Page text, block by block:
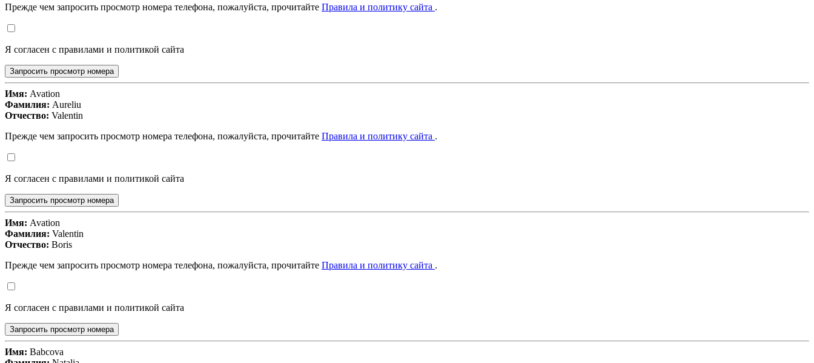
Прежде чем запросить просмотр номера телефона, пожалуйста, прочитайте Правила и политику сайта .
Я согласен с правилами и политикой сайта
Запросить просмотр номера
Имя: Avation
Фамилия: Aureliu
Отчество: Valentin
Прежде чем запросить просмотр номера телефона, пожалуйста, прочитайте Правила и политику сайта .
Я согласен с правилами и политикой сайта
Запросить просмотр номера
Имя: Avation
Фамилия: Valentin
Отчество: Boris
Прежде чем запросить просмотр номера телефона, пожалуйста, прочитайте Правила и политику сайта .
Я согласен с правилами и политикой сайта
Запросить просмотр номера
Имя: Babcova